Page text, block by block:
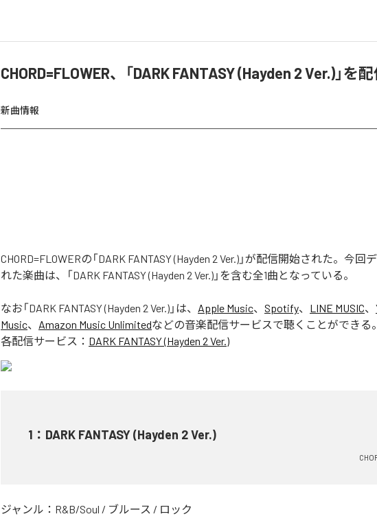
CHORD=FLOWER、「DARK FANTASY (Hayden 2 Ver.)」を
新曲情報
CHORD=FLOWERの「DARK FANTASY (Hayden 2 Ver.)」が配信開始された。今回
れた楽曲は、「DARK FANTASY (Hayden 2 Ver.)」を含む全1曲となっている。
なお「DARK FANTASY (Hayden 2 Ver.) 」は、 Apple Music、 Spotify、 LINE MUSIC、
Music、 Amazon Music Unlimitedなどの音楽配信サービスで聴くことができる。
各配信サービス： DARK FANTASY (Hayden 2 Ver.)
1 ： DARK FANTASY (Hayden 2 Ver.)
ジャンル： R&B/Soul / ブルース / ロック